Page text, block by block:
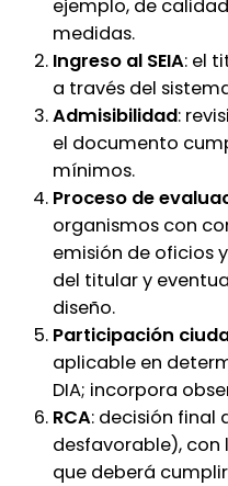
ejemplo, de
medidas.
Ingreso al SEIA: el
a través del
Admisibilidad:
el documento
mínimos.
Proceso de
organismos con
emisión de oficios
del titular y
diseño.
Participación
aplicable en
DIA; incorpora
RCA: decisión final
desfavorable),
que deberá